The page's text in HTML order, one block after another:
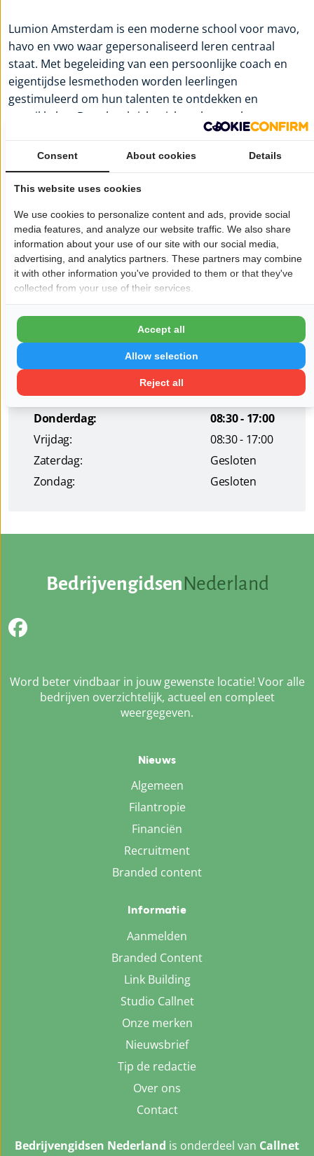
Lumion Amsterdam is een moderne school voor mavo,
havo en vwo waar gepersonaliseerd leren centraal
staat. Met begeleiding van een persoonlijke coach en
eigentijdse lesmethoden worden leerlingen
gestimuleerd om hun talenten te ontdekken en
ontwikkelen. De school richt zich op het aanleren van
belangrijke vaardigheden zoals kritisch denken,
samenwerken en zelfstandigheid. Door een innovatieve
aanpak en inspirerende leeromgeving bereidt Lumion
leerlingen optimaal voor op de toekomst.
Wil je dat jouw bedrijf hier ook staat?Meld je aan!
Pagina delen op:
Woensdag:
08:30 - 17:00
Donderdag:
08:30 - 17:00
Vrijdag:
08:30 - 17:00
Zaterdag:
Gesloten
Zondag:
Gesloten
BedrijvengidsenNederland
Word beter vindbaar in jouw gewenste locatie! Voor alle
bedrijven overzichtelijk, actueel en compleet
weergegeven.
Nieuws
Algemeen
Filantropie
Financiën
Recruitment
Branded content
Informatie
Aanmelden
Branded Content
Link Building
Studio Callnet
Onze merken
Nieuwsbrief
Tip de redactie
Over ons
Contact
Bedrijvengidsen Nederland is onderdeel van Callnet
Consent About cookies Details
This website uses cookies
We use cookies to personalize content and ads, provide social
media features, and analyze our website traffic. We also share
information about your use of our site with our social media,
advertising, and analytics partners. These partners may combine
it with other information you've provided to them or that they've
collected from your use of their services.
Reject all
Allow selection
Accept all